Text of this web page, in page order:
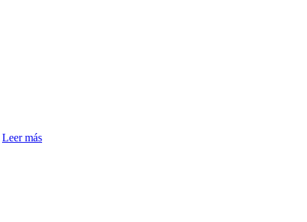
Leer más